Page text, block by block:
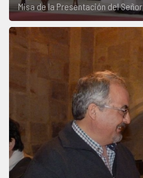
Misa de la Presentación del Señor